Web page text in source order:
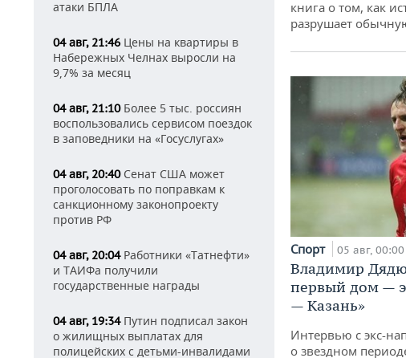
атаки БПЛА
04 авг, 21:46 Цены на квартиры в
Набережных Челнах выросли на
9,7% за месяц
04 авг, 21:10Более 5 тыс. россиян
воспользовались сервисом поездок
в заповедники на «Госуслугах»
04 авг, 20:40Сенат США может
проголосовать по поправкам к
санкционному законопроекту
против РФ
04 авг, 20:04Работники «Татнефти»
и ТАИФа получили
государственные награды
04 авг, 19:34Путин подписал закон
о жилищных выплатах для
полицейских с детьми-инвалидами
книга о том, как
разрушает
Спорт 05 авг, 00:00
Владимир
первый дом —
— Казань»
Интервью с экс-
о звездном